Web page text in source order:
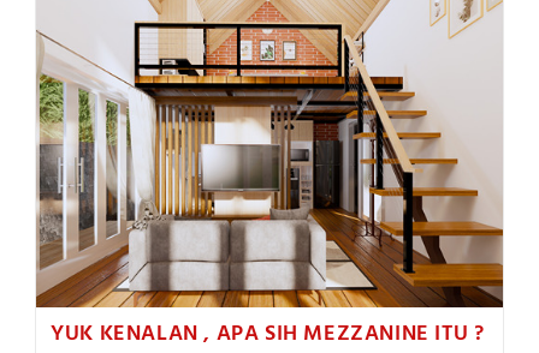
PERDAGANGAN
DAN
TOKO
RITEL
YUK KENALAN , APA SIH MEZZANINE ITU ?